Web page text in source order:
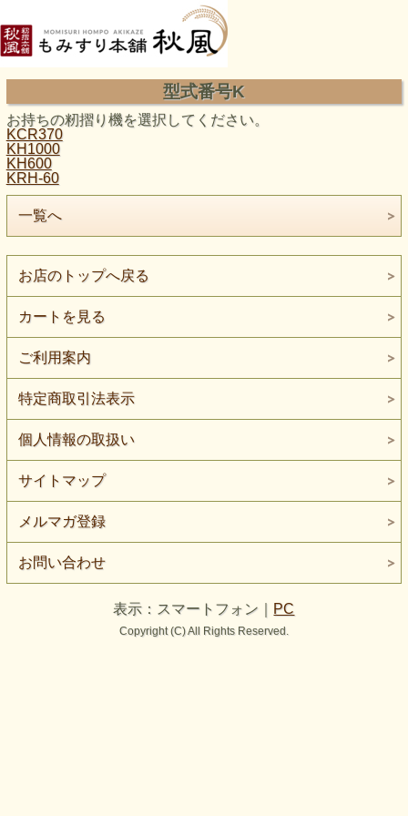
型式番号K
お持ちの籾摺り機を選択してください。
KCR370
KH1000
KH600
KRH-60
一覧へ
お店のトップへ戻る
カートを見る
ご利用案内
特定商取引法表示
個人情報の取扱い
サイトマップ
メルマガ登録
お問い合わせ
表示：スマートフォン｜ PC
Copyright (C) All Rights Reserved.